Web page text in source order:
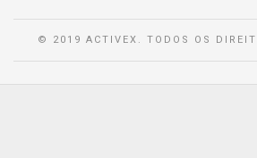
© 2019 ACTIVEX. TODOS OS